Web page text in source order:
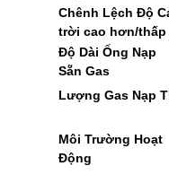
Chênh Lệch Độ
trời cao hơn/
Độ Dài Ống Nạp
Sẵn Gas
Lượng Gas Nạp
Môi Trường Hoạt
Động